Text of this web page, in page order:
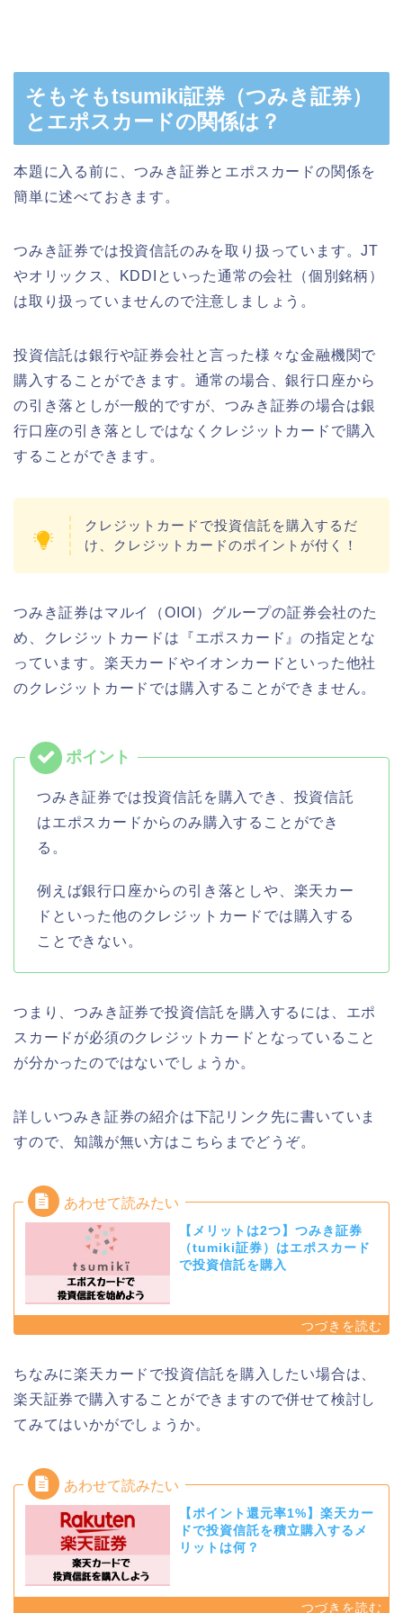
そもそもtsumiki証券（つみき証券）
とエポスカードの関係は？
本題に入る前に、つみき証券とエポスカードの関係を
簡単に述べておきます。
つみき証券では投資信託のみを取り扱っています。JT
やオリックス、KDDIといった通常の会社（個別銘柄）
は取り扱っていませんので注意しましょう。
投資信託は銀行や証券会社と言った様々な金融機関で
購入することができます。通常の場合、銀行口座から
の引き落としが一般的ですが、つみき証券の場合は銀
行口座の引き落としではなくクレジットカードで購入
することができます。
クレジットカードで投資信託を購入するだ
け、クレジットカードのポイントが付く！
つみき証券はマルイ（OIOI）グループの証券会社のた
め、クレジットカードは『エポスカード』の指定とな
っています。楽天カードやイオンカードといった他社
のクレジットカードでは購入することができません。
つみき証券では投資信託を購入でき、投資信託
はエポスカードからのみ購入することができ
る。
例えば銀行口座からの引き落としや、楽天カー
ドといった他のクレジットカードでは購入する
ことできない。
つまり、つみき証券で投資信託を購入するには、エポ
スカードが必須のクレジットカードとなっていること
が分かったのではないでしょうか。
詳しいつみき証券の紹介は下記リンク先に書いていま
すので、知識が無い方はこちらまでどうぞ。
【メリットは2つ】つみき証券
（tumiki証券）はエポスカード
で投資信託を購入
ちなみに楽天カードで投資信託を購入したい場合は、
楽天証券で購入することができますので併せて検討し
てみてはいかがでしょうか。
【ポイント還元率1%】楽天カー
ドで投資信託を積立購入するメ
リットは何？